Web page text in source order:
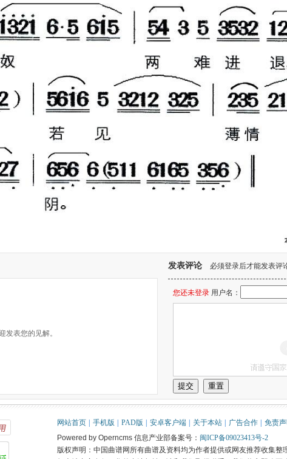
发表您的见解。
发表评论 必须登录后才能发表评
您还未登录 用户名：
网站首页 手机版 PAD版 安卓客户端 关于本站 广告合作 免责声
Powered by Operncms 信息产业部备案号： 闽ICP备09023413号-2
版权声明：中国曲谱网所有曲谱及资料均为作者提供或网友推荐收集整